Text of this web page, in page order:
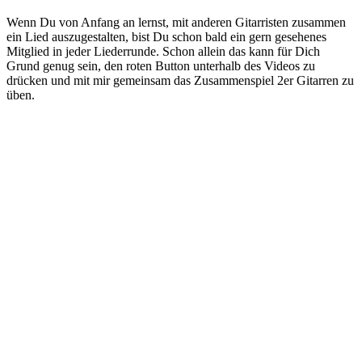
Wenn Du von Anfang an lernst, mit anderen Gitarristen zusammen
ein Lied auszugestalten, bist Du schon bald ein gern gesehenes
Mitglied in jeder Liederrunde. Schon allein das kann für Dich
Grund genug sein, den roten Button unterhalb des Videos zu
drücken und mit mir gemeinsam das Zusammenspiel 2er Gitarren zu
üben.